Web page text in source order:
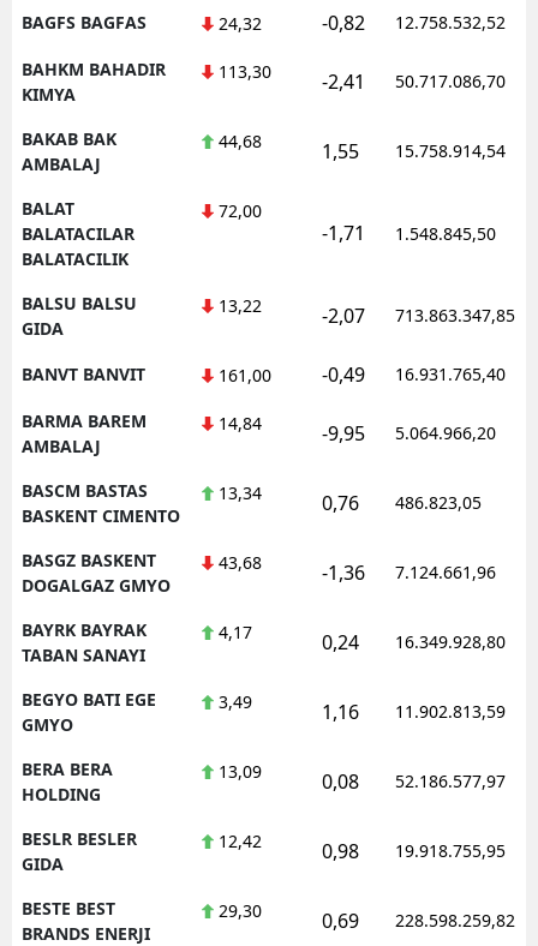
BAGFS BAGFAS 24,32 -0,82 12.758.532,52
BAHKM BAHADIR
KIMYA
113,30 -2,41 50.717.086,70
BAKAB BAK
AMBALAJ
44,68 1,55 15.758.914,54
BALAT
BALATACILAR
BALATACILIK
72,00
-1,71 1.548.845,50
BALSU BALSU
GIDA
13,22 -2,07 713.863.347,85
BANVT BANVIT 161,00 -0,49 16.931.765,40
BARMA BAREM
AMBALAJ
14,84 -9,95 5.064.966,20
BASCM BASTAS
BASKENT CIMENTO
13,34 0,76 486.823,05
BASGZ BASKENT
DOGALGAZ GMYO
43,68 -1,36 7.124.661,96
BAYRK BAYRAK
TABAN SANAYI
4,17 0,24 16.349.928,80
BEGYO BATI EGE
GMYO
3,49 1,16 11.902.813,59
BERA BERA
HOLDING
13,09 0,08 52.186.577,97
BESLR BESLER
GIDA
12,42 0,98 19.918.755,95
BESTE BEST
BRANDS ENERJI
29,30 0,69 228.598.259,82